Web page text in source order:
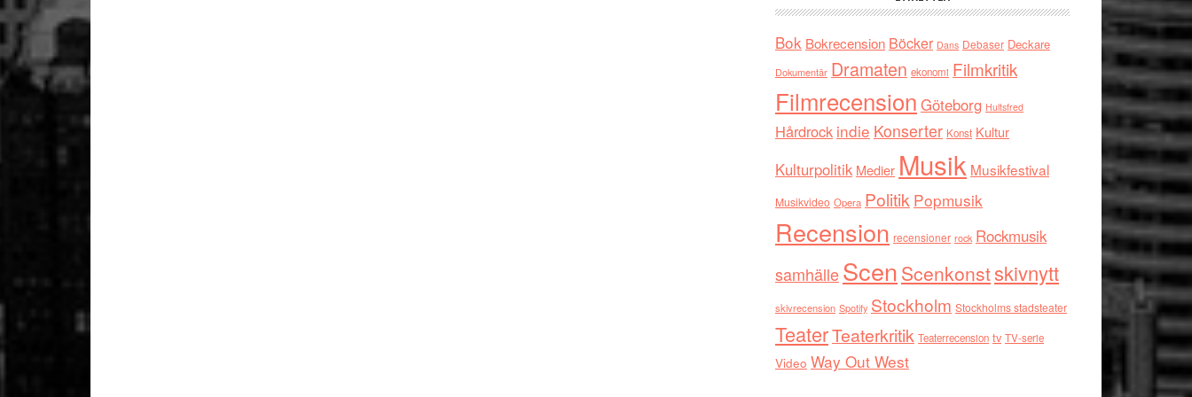
Bok Bokrecension Böcker Dans Debaser Deckare
Dokumentär Dramaten ekonomi Filmkritik
Filmrecension Göteborg Hultsfred
Hårdrock indie Konserter Konst Kultur
Kulturpolitik Medier Musik Musikfestival
Musikvideo Opera Politik Popmusik
Recension recensioner rock Rockmusik
samhälleScen Scenkonstskivnytt
skivrecension Spotify Stockholm Stockholms stadsteater
TeaterTeaterkritik Teaterrecension tv TV-serie
Video Way Out West